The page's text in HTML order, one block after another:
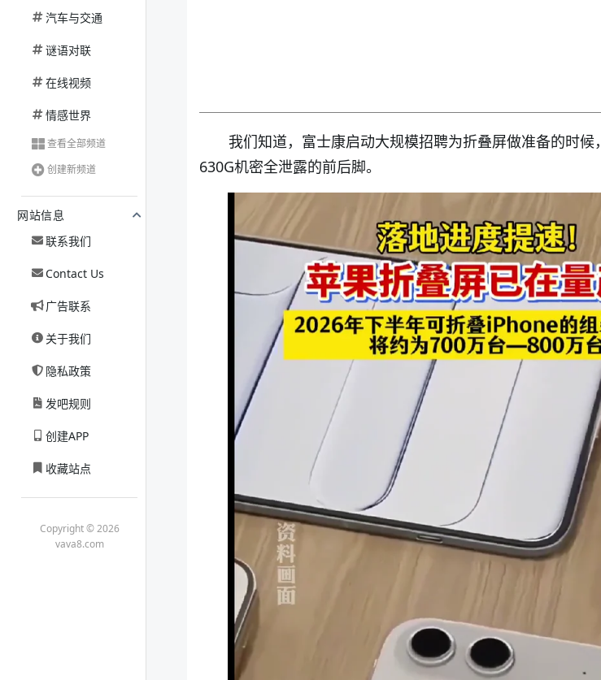
汽车与交通
谜语对联
在线视频
情感世界
查看全部频道
创建新频道
网站信息
联系我们
Contact Us
广告联系
关于我们
隐私政策
发吧规则
创建APP
收藏站点
Copyright © 2026
vava8.com
我们知道，富士康启动大规模招聘为折叠屏做准备的时
630G机密全泄露的前后脚。